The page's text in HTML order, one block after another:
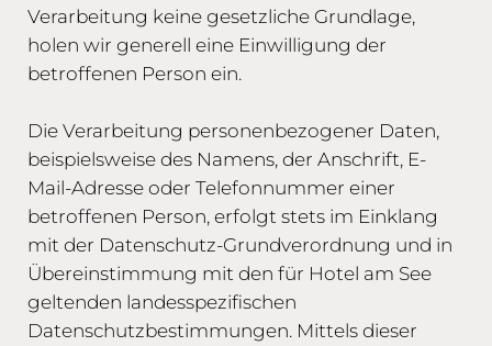
Verarbeitung keine gesetzliche Grundlage,
holen wir generell eine Einwilligung der
betroffenen Person ein.
Die Verarbeitung personenbezogener Daten,
beispielsweise des Namens, der Anschrift, E-
Mail-Adresse oder Telefonnummer einer
betroffenen Person, erfolgt stets im Einklang
mit der Datenschutz-Grundverordnung und in
Übereinstimmung mit den für Hotel am See
geltenden landesspezifischen
Datenschutzbestimmungen. Mittels dieser